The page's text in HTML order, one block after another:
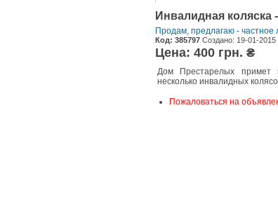
Инвалидная
Продам, предлагаю -
Код: 385797 Создано: 19-01-2015
Цена: 400 грн. ₴
Дом Престарелых примет
несколько инвалидных
Пожаловаться на